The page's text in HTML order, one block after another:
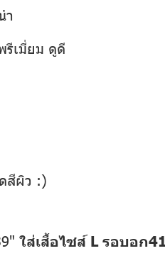
ำ
รีเมี่ยม ดูดี
สีผิว :)
ใส่เสื้อไซส์ L รอบอก